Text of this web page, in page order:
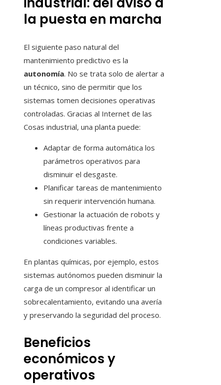
la puesta en marcha
El siguiente paso natural del
mantenimiento predictivo es la
autonomía. No se trata solo de alertar a
un técnico, sino de permitir que los
sistemas tomen decisiones operativas
controladas. Gracias al Internet de las
Cosas industrial, una planta puede:
Adaptar de forma automática los
parámetros operativos para
disminuir el desgaste.
Planificar tareas de mantenimiento
sin requerir intervención humana.
Gestionar la actuación de robots y
líneas productivas frente a
condiciones variables.
En plantas químicas, por ejemplo, estos
sistemas autónomos pueden disminuir la
carga de un compresor al identificar un
sobrecalentamiento, evitando una avería
y preservando la seguridad del proceso.
Beneficios
económicos y
operativos